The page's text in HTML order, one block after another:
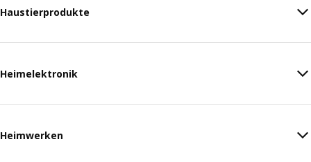
Haustierprodukte
Heimelektronik
Heimwerken